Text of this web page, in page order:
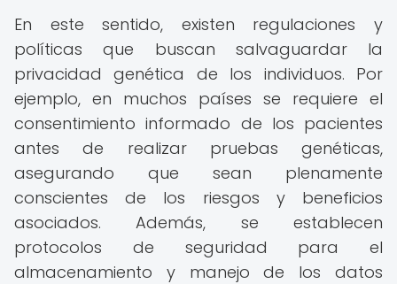
En este sentido, existen regulaciones y
políticas que buscan salvaguardar la
privacidad genética de los individuos. Por
ejemplo, en muchos países se requiere el
consentimiento informado de los pacientes
antes de realizar pruebas genéticas,
asegurando que sean plenamente
conscientes de los riesgos y beneficios
asociados. Además, se establecen
protocolos de seguridad para el
almacenamiento y manejo de los datos